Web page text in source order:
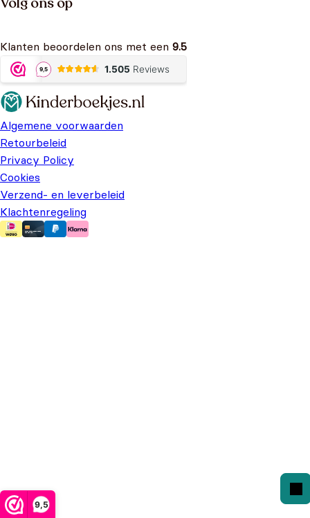
9,5
Klanten beoordelen ons met een 9.5
Algemene voorwaarden
Retourbeleid
Privacy Policy
Cookies
Verzend- en leverbeleid
Klachtenregeling